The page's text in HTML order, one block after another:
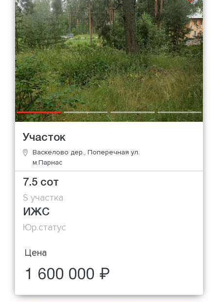
Участок
Васкелово дер., Поперечная ул.
м.Парнас
7.5 сот
S участка
ИЖС
Юр.статус
Цена
1 600 000 ₽